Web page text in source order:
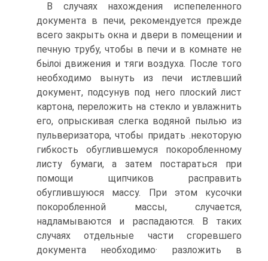
В случаях нахождения испепеленного
документа в печи, рекомендуется прежде
всего закрыть окна и двери в помещении и
печную трубу, чтобы в печи и в комнате не
бьілоі движения и тяги воздуха. После того
необходимо вынуть из печи истлевший
документ, подсунув под него плоский лист
картона, переложить на стекло и увлажнить
его, опрыскивая слегка водяной пылью из
пульверизатора, чтобы придать .некоторую
гибкость обуглившемуся покоробленному
листу бумаги, а затем постараться при
помощи щипчиков расправить
обуглившуюся массу. При этом кусочки
покоробленной массы, случается,
надламываются и распадаются. В таких
случаях отдельные части сгоревшего
документа необходимо· разложить в